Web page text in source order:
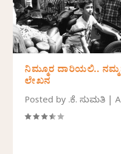
ನಿಮ್ಮೂರ ದಾರಿಯಲಿ..
ಲೇಖನ
Posted by ಬಿ.ಕೆ. ಸುಮತಿ |